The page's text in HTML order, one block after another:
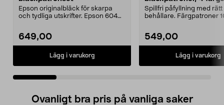
Epson originalbläck för skarpa
och tydliga utskrifter. Epson 604
649,00
Lägg i varukorg
Spillfri påfyllning med rätt
behållare. Färgpatroner
549,00
Lägg i varukorg
Ovanligt bra pris på vanliga saker